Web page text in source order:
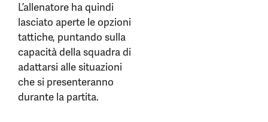
L’allenatore ha quindi
lasciato aperte le opzioni
tattiche, puntando sulla
capacità della squadra di
adattarsi alle situazioni
che si presenteranno
durante la partita.